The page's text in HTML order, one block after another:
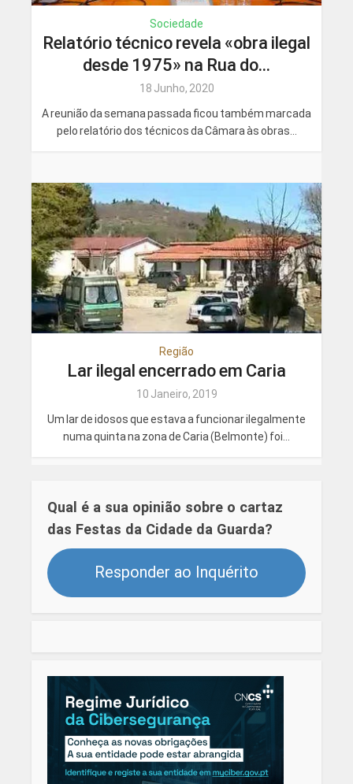
Sociedade
Relatório técnico revela «obra ilegal
desde 1975» na Rua do...
18 Junho, 2020
A reunião da semana passada ficou também marcada
pelo relatório dos técnicos da Câmara às obras...
Região
Lar ilegal encerrado em Caria
10 Janeiro, 2019
Um lar de idosos que estava a funcionar ilegalmente
numa quinta na zona de Caria (Belmonte) foi...
Qual é a sua opinião sobre o cartaz
das Festas da Cidade da Guarda?
Responder ao Inquérito